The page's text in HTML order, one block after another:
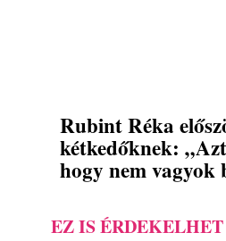
Rubint Réka
kétkedőknek:
hogy nem vagyok
EZ IS ÉRDEKELHET